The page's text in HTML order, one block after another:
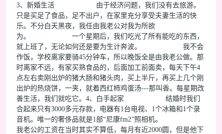
3、新婚生活 由于经济问题，我们没有去旅游。
只是买足了食品，足不出户，在家里充分享受夫妻生活的快
乐。不分白天黑夜，我任由我老公对我为所欲
为。 一个星期后，我们吃光了所有能吃的东西，
就上班了，无论如何还是要为生计奔波。 我不会
作饭，学校离家要骑45分钟车，所以晚饭全是由我老公做。那
时离家不远，有家买熟食品的，后面加工前面卖，每天下午4
点左右卖刚出炉的猪大肠和猪头肉，买上半斤，再买上几个刚
出炉的热烧饼，一夹，就着西红柿鸡蛋汤---那叫香。每星期改
善生活，我们就吃它。4、白手起家 结婚时我们
合起来只有3000多元存款，电器有1台电视、1个冰箱和1个录
音机。唯一的奢侈品就是1部“尼康fm2”照相机。
我老公的工资在当时其实不算低，每月有近2000圆，但是他下